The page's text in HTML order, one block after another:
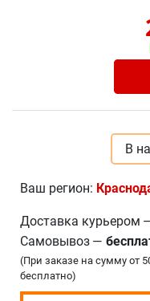
В
Ваш регион:
Доставка курьером
Самовывоз —
(При заказе на сумму от
бесплатно)